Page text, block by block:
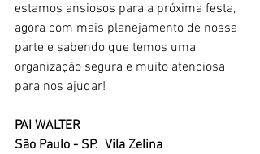
estamos ansiosos para a próxima festa,
agora com mais planejamento de nossa
parte e sabendo que temos uma
organização segura e muito atenciosa
para nos ajudar!
PAI WALTER
São Paulo - SP.  Vila Zelina